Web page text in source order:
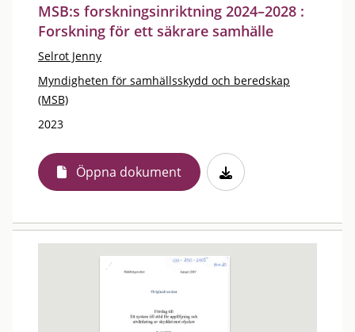
MSB:s forskningsinriktning 2024–2028 :
Forskning för ett säkrare samhälle
Selrot Jenny
Myndigheten för samhällsskydd och beredskap
(MSB)
2023
Öppna dokument